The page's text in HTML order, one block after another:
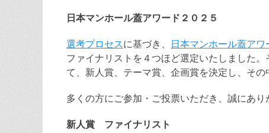
日本マンホール蓋アワード２０２５
選考プロセスに基づき、 日本マンホール蓋アワ
ファイナリストを４つほど選定いたしました
て、新人賞、テーマ賞、企画賞を決定し、その
多くの方にご参加・ご投票いただき、誠にあり
新人賞 ファイナリスト